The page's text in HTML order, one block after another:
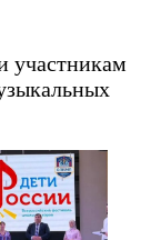
участникам